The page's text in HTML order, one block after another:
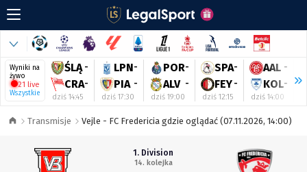
Wyniki na
żywo
21 live
Wszystkie
ŚLĄ -
CRA-
dziś 14:45
LPN-
PIA -
dziś 17:30
POR-
ALV -
dziś 19:00
SPA-
FEY-
dziś 12:15
AAL -
KOL-
dziś 14:00
Transmisje Vejle - FC Fredericia gdzie oglądać (07.11.2026, 14:00)
1. Division
14. kolejka